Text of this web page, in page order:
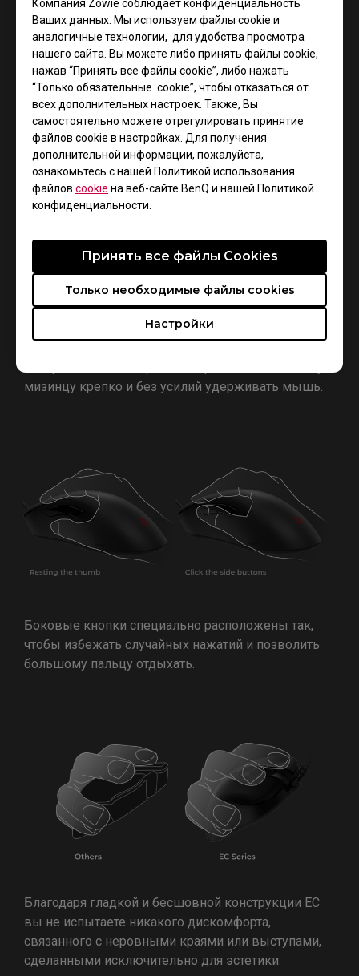
Компания Zowie соблюдает конфиденциальность
Ваших данных. Мы используем файлы cookie и
аналогичные технологии, для удобства просмотра
нашего сайта. Вы можете либо принять файлы cookie,
нажав “Принять все файлы cookie”, либо нажать
“Только обязательные cookie”, чтобы отказаться от
всех дополнительных настроек. Также, Вы
самостоятельно можете отрегулировать принятие
файлов cookie в настройках. Для получения
дополнительной информации, пожалуйста,
ознакомьтесь с нашей Политикой использования
файлов cookie на веб-сайте BenQ и нашей Политикой
конфиденциальности.
Настройки
Только необходимые файлы cookies
Принять все файлы Сookies
Правая сторона мыши приподнята спереди, чтобы
обеспечить больше места для 4-го и мизинца.
Вместе с изогнутой формой задней части, EC
обеспечивает гибкость для 2-го и 3-го пальцев,
чтобы легче нажимать на кнопки.
мизинцу крепко и без усилий удерживать мышь.
Боковые кнопки специально расположены так,
чтобы избежать случайных нажатий и позволить
большому пальцу отдыхать.
Благодаря гладкой и бесшовной конструкции EC
вы не испытаете никакого дискомфорта,
связанного с неровными краями или выступами,
сделанными исключительно для эстетики.